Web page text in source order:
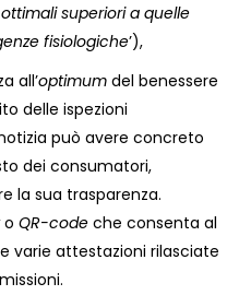
superiori a quelle
fisiologiche’),
all’optimum del benessere
delle ispezioni
può avere concreto
dei consumatori,
la sua trasparenza.
o QR-code che consenta al
varie attestazioni rilasciate